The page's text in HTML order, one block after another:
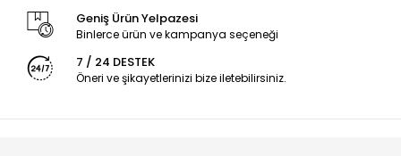
Geniş Ürün Yelpazesi
Binlerce ürün ve kampanya seçeneği
7 / 24 DESTEK
Öneri ve şikayetlerinizi bize iletebilirsiniz.